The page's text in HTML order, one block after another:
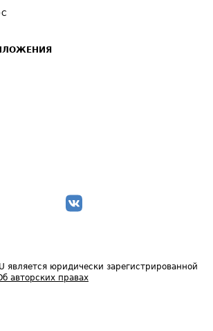
является юридически зарегистрированной
авторских правах